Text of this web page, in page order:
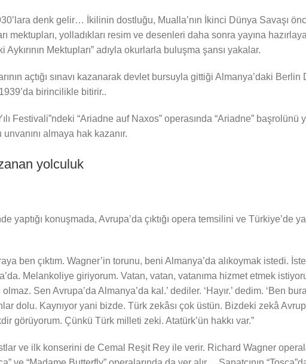
denk gelir… İkilinin dostluğu, Mualla’nın İkinci Dünya Savaşı
mektupları, yolladıkları resim ve desenleri daha sonra yayına
Aykırının Mektupları” adıyla okurlarla buluşma şansı yakalar.
açtığı sınavı kazanarak devlet bursuyla gittiği Almanya’daki
birincilikle bitirir..
Festivali”ndeki “Ariadne auf Naxos” operasında “Ariadne”
almaya hak kazanır.
yolculuk
yaptığı konuşmada, Avrupa’da çıktığı opera temsilini ve Türkiye’de
ben çıktım. Wagner’in torunu, beni Almanya’da alıkoymak istedi.
Melankoliye giriyorum. Vatan, vatan, vatanıma hizmet etmek
Sen Avrupa’da Almanya’da kal.’ dediler. ‘Hayır.’ dedim. ‘Ben
dolu. Kaynıyor yani bizde. Türk zekâsı çok üstün. Bizdeki zekâ
görüyorum. Çünkü Türk milleti zeki. Atatürk’ün hakkı var.”
ve ilk konserini de Cemal Reşit Rey ile verir. Richard Wagner